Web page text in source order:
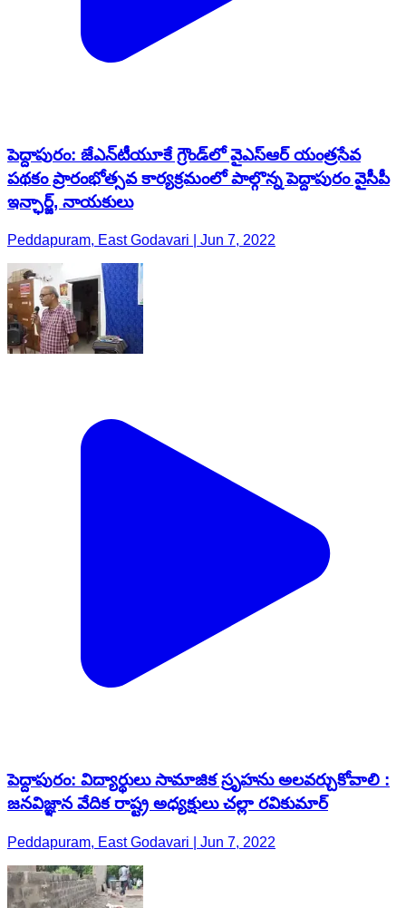
పెద్దాపురం: జేఎన్‌టీయూకే గ్రౌండ్‌లో వైఎస్‌ఆర్‌ యంత్రసేవ
పథకం ప్రారంభోత్సవ కార్యక్రమంలో పాల్గొన్న పెద్దాపురం వైసీపీ
ఇన్ఛార్జ్‌, నాయకులు
Peddapuram, East Godavari | Jun 7, 2022
పెద్దాపురం: విద్యార్థులు సామాజిక స్రృహను అలవర్చుకోవాలి :
జనవిజ్ఞాన వేదిక రాష్ట్ర అధ్యక్షులు చల్లా రవికుమార్
Peddapuram, East Godavari | Jun 7, 2022